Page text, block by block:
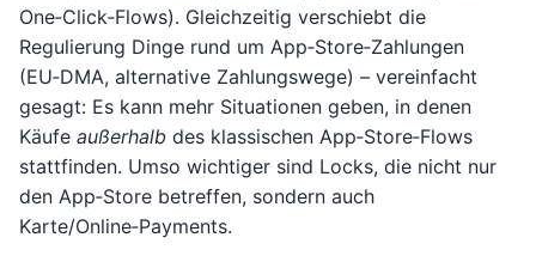
One‑Click‑Flows). Gleichzeitig verschiebt die
Regulierung Dinge rund um App‑Store‑Zahlungen
(EU‑DMA, alternative Zahlungswege) – vereinfacht
gesagt: Es kann mehr Situationen geben, in denen
Käufe außerhalb des klassischen App‑Store‑Flows
stattfinden. Umso wichtiger sind Locks, die nicht nur
den App‑Store betreffen, sondern auch
Karte/Online‑Payments.